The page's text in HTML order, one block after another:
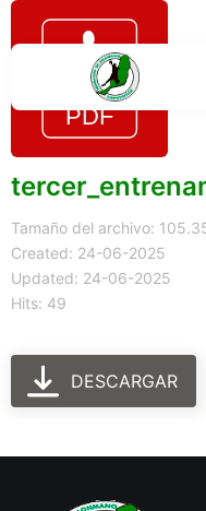
Tamaño del archivo:
Created: 24-06-2025
Updated: 24-06-2025
Hits: 49
DESCARGAR